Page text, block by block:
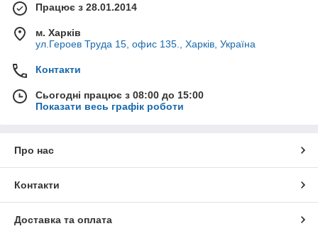
Працює з 28.01.2014
м. Харків
ул.Героев Труда 15, офис 135., Харків, Україна
Контакти
Сьогодні працює з 08:00 до 15:00
Показати весь графік роботи
Про нас
Контакти
Доставка та оплата